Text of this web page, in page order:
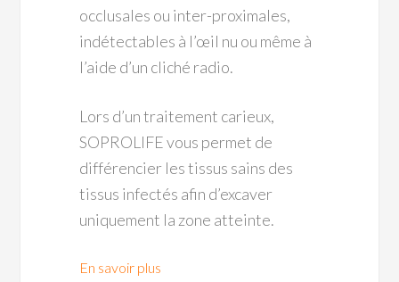
occlusales ou inter-proximales,
indétectables à l’œil nu ou même à
l’aide d’un cliché radio.
Lors d’un traitement carieux,
SOPROLIFE vous permet de
différencier les tissus sains des
tissus infectés afin d’excaver
uniquement la zone atteinte.
En savoir plus